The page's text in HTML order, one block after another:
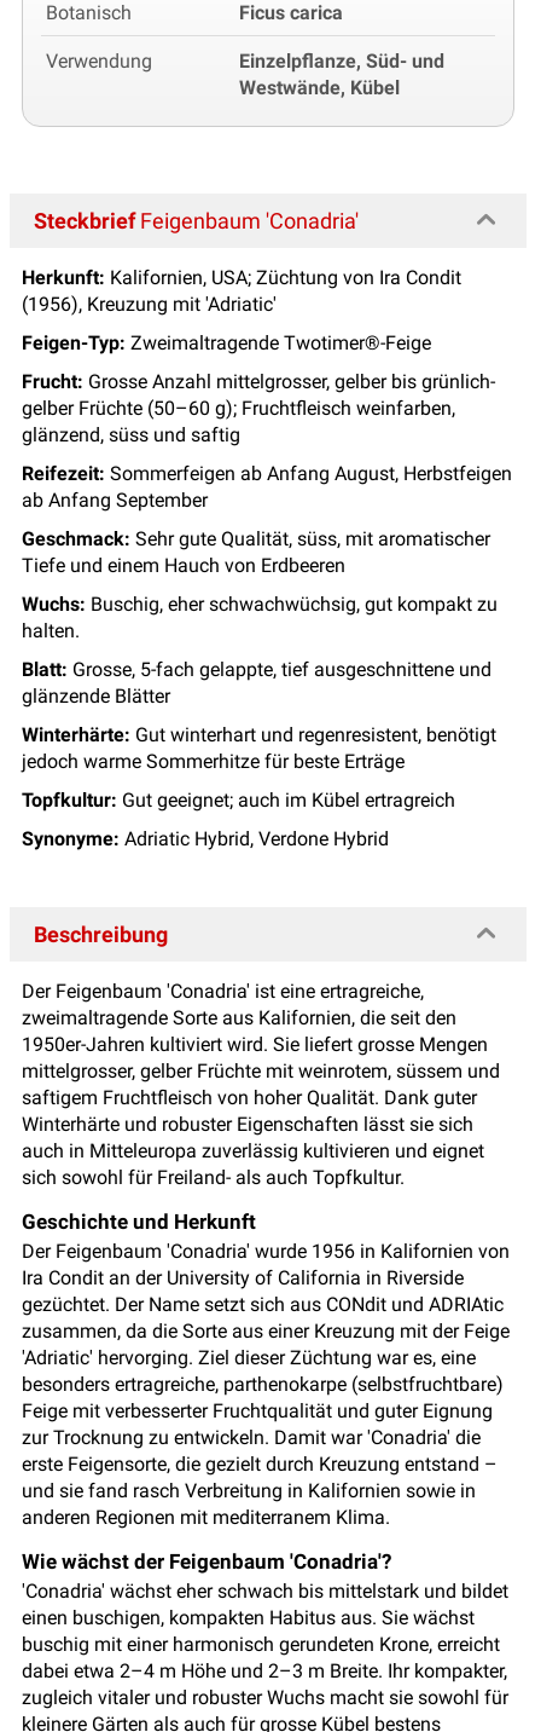
Botanisch Ficus carica
Verwendung
Einzelpflanze, Süd- und
Westwände, Kübel
SteckbriefFeigenbaum 'Conadria'
Herkunft: Kalifornien, USA; Züchtung von Ira Condit
(1956), Kreuzung mit 'Adriatic'
Feigen-Typ: Zweimaltragende Twotimer®-Feige
Frucht: Grosse Anzahl mittelgrosser, gelber bis grünlich-
gelber Früchte (50–60 g); Fruchtfleisch weinfarben,
glänzend, süss und saftig
Reifezeit: Sommerfeigen ab Anfang August, Herbstfeigen
ab Anfang September
Geschmack: Sehr gute Qualität, süss, mit aromatischer
Tiefe und einem Hauch von Erdbeeren
Wuchs: Buschig, eher schwachwüchsig, gut kompakt zu
halten.
Blatt: Grosse, 5-fach gelappte, tief ausgeschnittene und
glänzende Blätter
Winterhärte: Gut winterhart und regenresistent, benötigt
jedoch warme Sommerhitze für beste Erträge
Topfkultur: Gut geeignet; auch im Kübel ertragreich
Synonyme: Adriatic Hybrid, Verdone Hybrid
Beschreibung
Der Feigenbaum 'Conadria' ist eine ertragreiche,
zweimaltragende Sorte aus Kalifornien, die seit den
1950er-Jahren kultiviert wird. Sie liefert grosse Mengen
mittelgrosser, gelber Früchte mit weinrotem, süssem und
saftigem Fruchtfleisch von hoher Qualität. Dank guter
Winterhärte und robuster Eigenschaften lässt sie sich
auch in Mitteleuropa zuverlässig kultivieren und eignet
sich sowohl für Freiland- als auch Topfkultur.
Geschichte und Herkunft
Der Feigenbaum 'Conadria' wurde 1956 in Kalifornien von
Ira Condit an der University of California in Riverside
gezüchtet. Der Name setzt sich aus CONdit und ADRIAtic
zusammen, da die Sorte aus einer Kreuzung mit der Feige
'Adriatic' hervorging. Ziel dieser Züchtung war es, eine
besonders ertragreiche, parthenokarpe (selbstfruchtbare)
Feige mit verbesserter Fruchtqualität und guter Eignung
zur Trocknung zu entwickeln. Damit war 'Conadria' die
erste Feigensorte, die gezielt durch Kreuzung entstand –
und sie fand rasch Verbreitung in Kalifornien sowie in
anderen Regionen mit mediterranem Klima.
Wie wächst der Feigenbaum 'Conadria'?
'Conadria' wächst eher schwach bis mittelstark und bildet
einen buschigen, kompakten Habitus aus. Sie wächst
buschig mit einer harmonisch gerundeten Krone, erreicht
dabei etwa 2–4 m Höhe und 2–3 m Breite. Ihr kompakter,
zugleich vitaler und robuster Wuchs macht sie sowohl für
kleinere Gärten als auch für grosse Kübel bestens